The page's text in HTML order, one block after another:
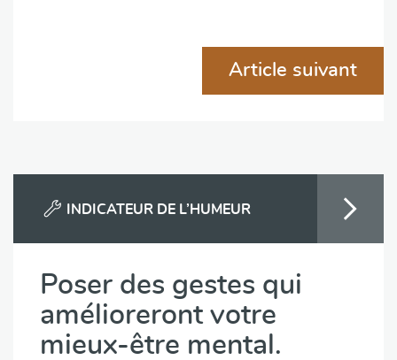
Article suivant
INDICATEUR DE L’HUMEUR
Poser des gestes qui
amélioreront votre
mieux-être mental.